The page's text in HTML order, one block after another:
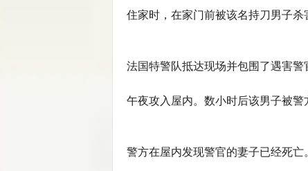
住家时，在家门前被该名持刀男子杀
法国特警队抵达现场并包围了遇害
午夜攻入屋内。数小时后该男子被警
警方在屋内发现警官的妻子已经死